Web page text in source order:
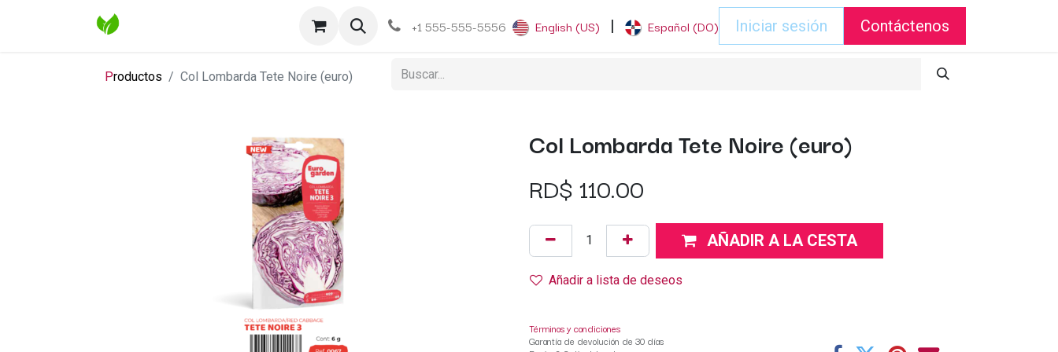
Contáctenos Blog +1 555-555-5556 English (US) | Español (DO) Iniciar sesión Contáctenos
Productos Col Lombarda Tete Noire (euro)
Col Lombarda Tete Noire (euro)
RD$ 110.00
AÑADIR A LA CESTA
Añadir a lista de deseos
Términos y condiciones
Garantía de devolución de 30 días